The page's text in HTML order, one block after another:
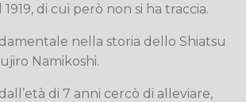
di cui però non si ha traccia.
nella storia dello Shiatsu
Namikoshi.
di 7 anni cercò di alleviare,